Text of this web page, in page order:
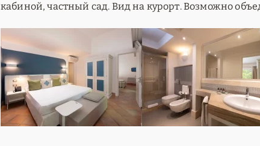
кабиной, частный сад. Вид на курорт. Возможно